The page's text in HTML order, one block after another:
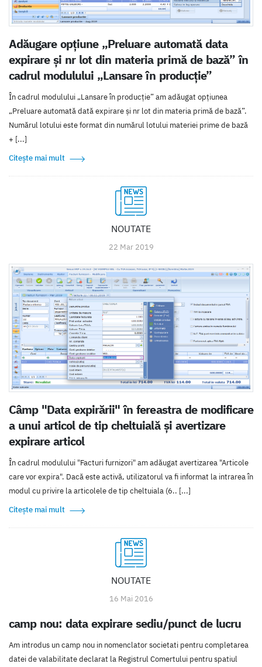
Adăugare opțiune „Preluare automată data
expirare și nr lot din materia primă de bază” în
cadrul modulului „Lansare în producție”
În cadrul modulului „Lansare în producție” am adăugat opțiunea
„Preluare automată dată expirare și nr lot din materia primă de bază”.
Numărul lotului este format din numărul lotului materiei prime de bază
+ [...]
Citește mai mult
NOUTATE
22 Mar 2019
Câmp "Data expirării" în fereastra de modificare
a unui articol de tip cheltuială și avertizare
expirare articol
În cadrul modulului "Facturi furnizori" am adăugat avertizarea "Articole
care vor expira". Dacă este activă, utilizatorul va fi informat la intrarea în
modul cu privire la articolele de tip cheltuiala (6.. [...]
Citește mai mult
NOUTATE
16 Mai 2016
camp nou: data expirare sediu/punct de lucru
Am introdus un camp nou in nomenclator societati pentru completarea
datei de valabilitate declarat la Registrul Comertului pentru spatiul